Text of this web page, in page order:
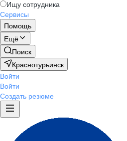
Ищу сотрудника
Сервисы
Помощь
Ещё
Поиск
Краснотурьинск
Войти
Войти
Создать резюме